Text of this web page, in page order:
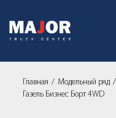
Главная Модельный ряд
Газель Бизнес Борт 4WD